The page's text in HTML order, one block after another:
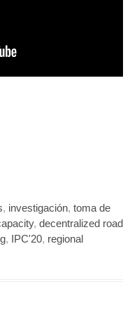
, investigación, toma de
, decentralized road
, IPC'20, regional